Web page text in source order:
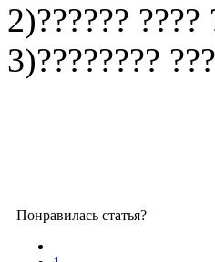
2)?????? ????
3)????????
Понравилась статья?